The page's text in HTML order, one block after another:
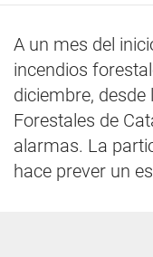
A un mes del
incendios
diciembre, desde
Forestales de
alarmas. La
hace prever un